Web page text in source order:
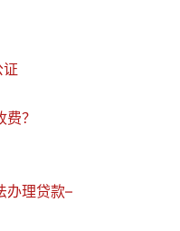
？
办理贷款–